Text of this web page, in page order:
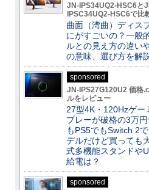
JN-IPS34UQ2-HSC6と
IPSC34UQ2-HSC6で比
曲面（湾曲）ディス
にがすごいの？一般
ルとの見え方の違い
の意味、選び方を解
sponsored
JN-IPS27G120U2 価格
ルをレビュー
27型4K・120Hzゲー
プレーが破格の3万
もPS5でもSwitch 2
デルだけど買っても
式多機能スタンドや
給電は？
sponsored